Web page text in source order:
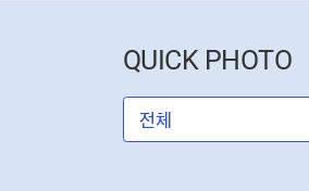
QUICK PHOTO